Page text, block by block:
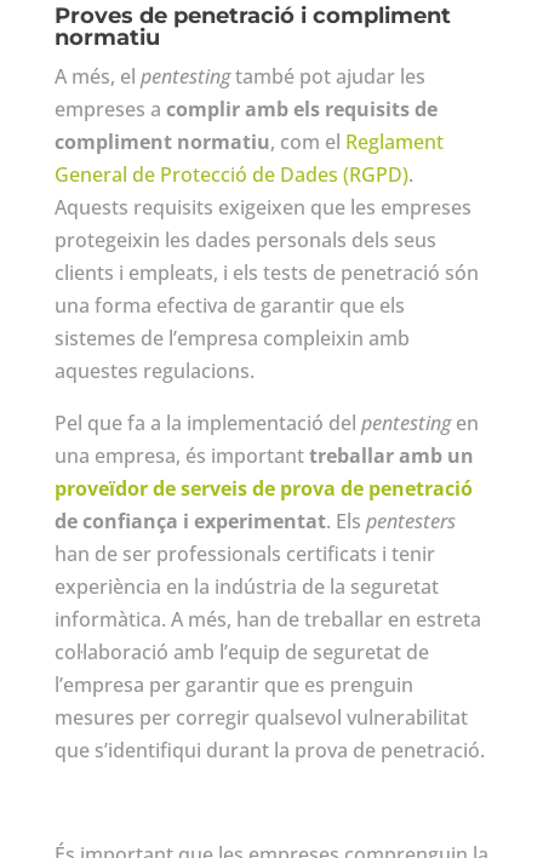
Proves de penetració i compliment
normatiu
A més, el pentestingtambé pot ajudar les
empreses a complir amb els requisits de
compliment normatiu, com el Reglament
General de Protecció de Dades (RGPD).
Aquests requisits exigeixen que les empreses
protegeixin les dades personals dels seus
clients i empleats, i els tests de penetració són
una forma efectiva de garantir que els
sistemes de l’empresa compleixin amb
aquestes regulacions.
Pel que fa a la implementació del pentestingen
una empresa, és importanttreballar amb un
proveïdor de serveis de prova de penetració
de confiança i experimentat. Els pentesters
han de ser professionals certificats i tenir
experiència en la indústria de la seguretat
informàtica. A més, han de treballar en estreta
col·laboració amb l’equip de seguretat de
l’empresa per garantir que es prenguin
mesures per corregir qualsevol vulnerabilitat
que s’identifiqui durant la prova de penetració.